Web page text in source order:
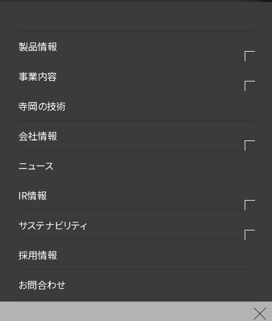
製品情報
製品⼀覧
モビリティ・新エネルギー
生活・梱包
ダウンロード資料
事業内容
私たちの事業
私たちの強み
2025VISION
寺岡の技術
会社情報
代表挨拶
事業所案内
ニュース
IR情報
中期経営計画
株主総会
財務ハイライト
サステナビリティ
サステナビリティトップ
品質
採用情報
お問合わせ